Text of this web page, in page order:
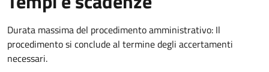
Durata massima del procedimento amministrativo: Il
procedimento si conclude al termine degli accertamenti
necessari.